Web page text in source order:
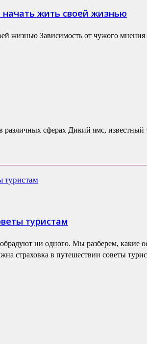
начать жить своей жизнью
жизнью Зависимость от чужого
различных сферах Дикий ямс, известный
туристам
ни одного. Мы разберем, какие
страховка в путешествии советы